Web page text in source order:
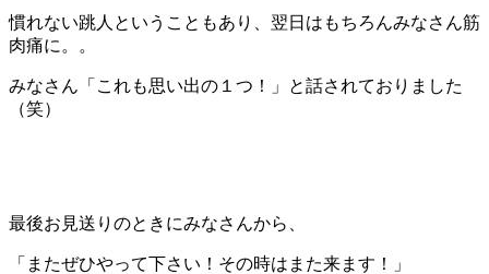
慣れない跳人ということもあり、翌日はもちろんみなさん筋
肉痛に。。
みなさん「これも思い出の１つ！」と話されておりました
（笑）
最後お見送りのときにみなさんから、
「またぜひやって下さい！その時はまた来ます！」